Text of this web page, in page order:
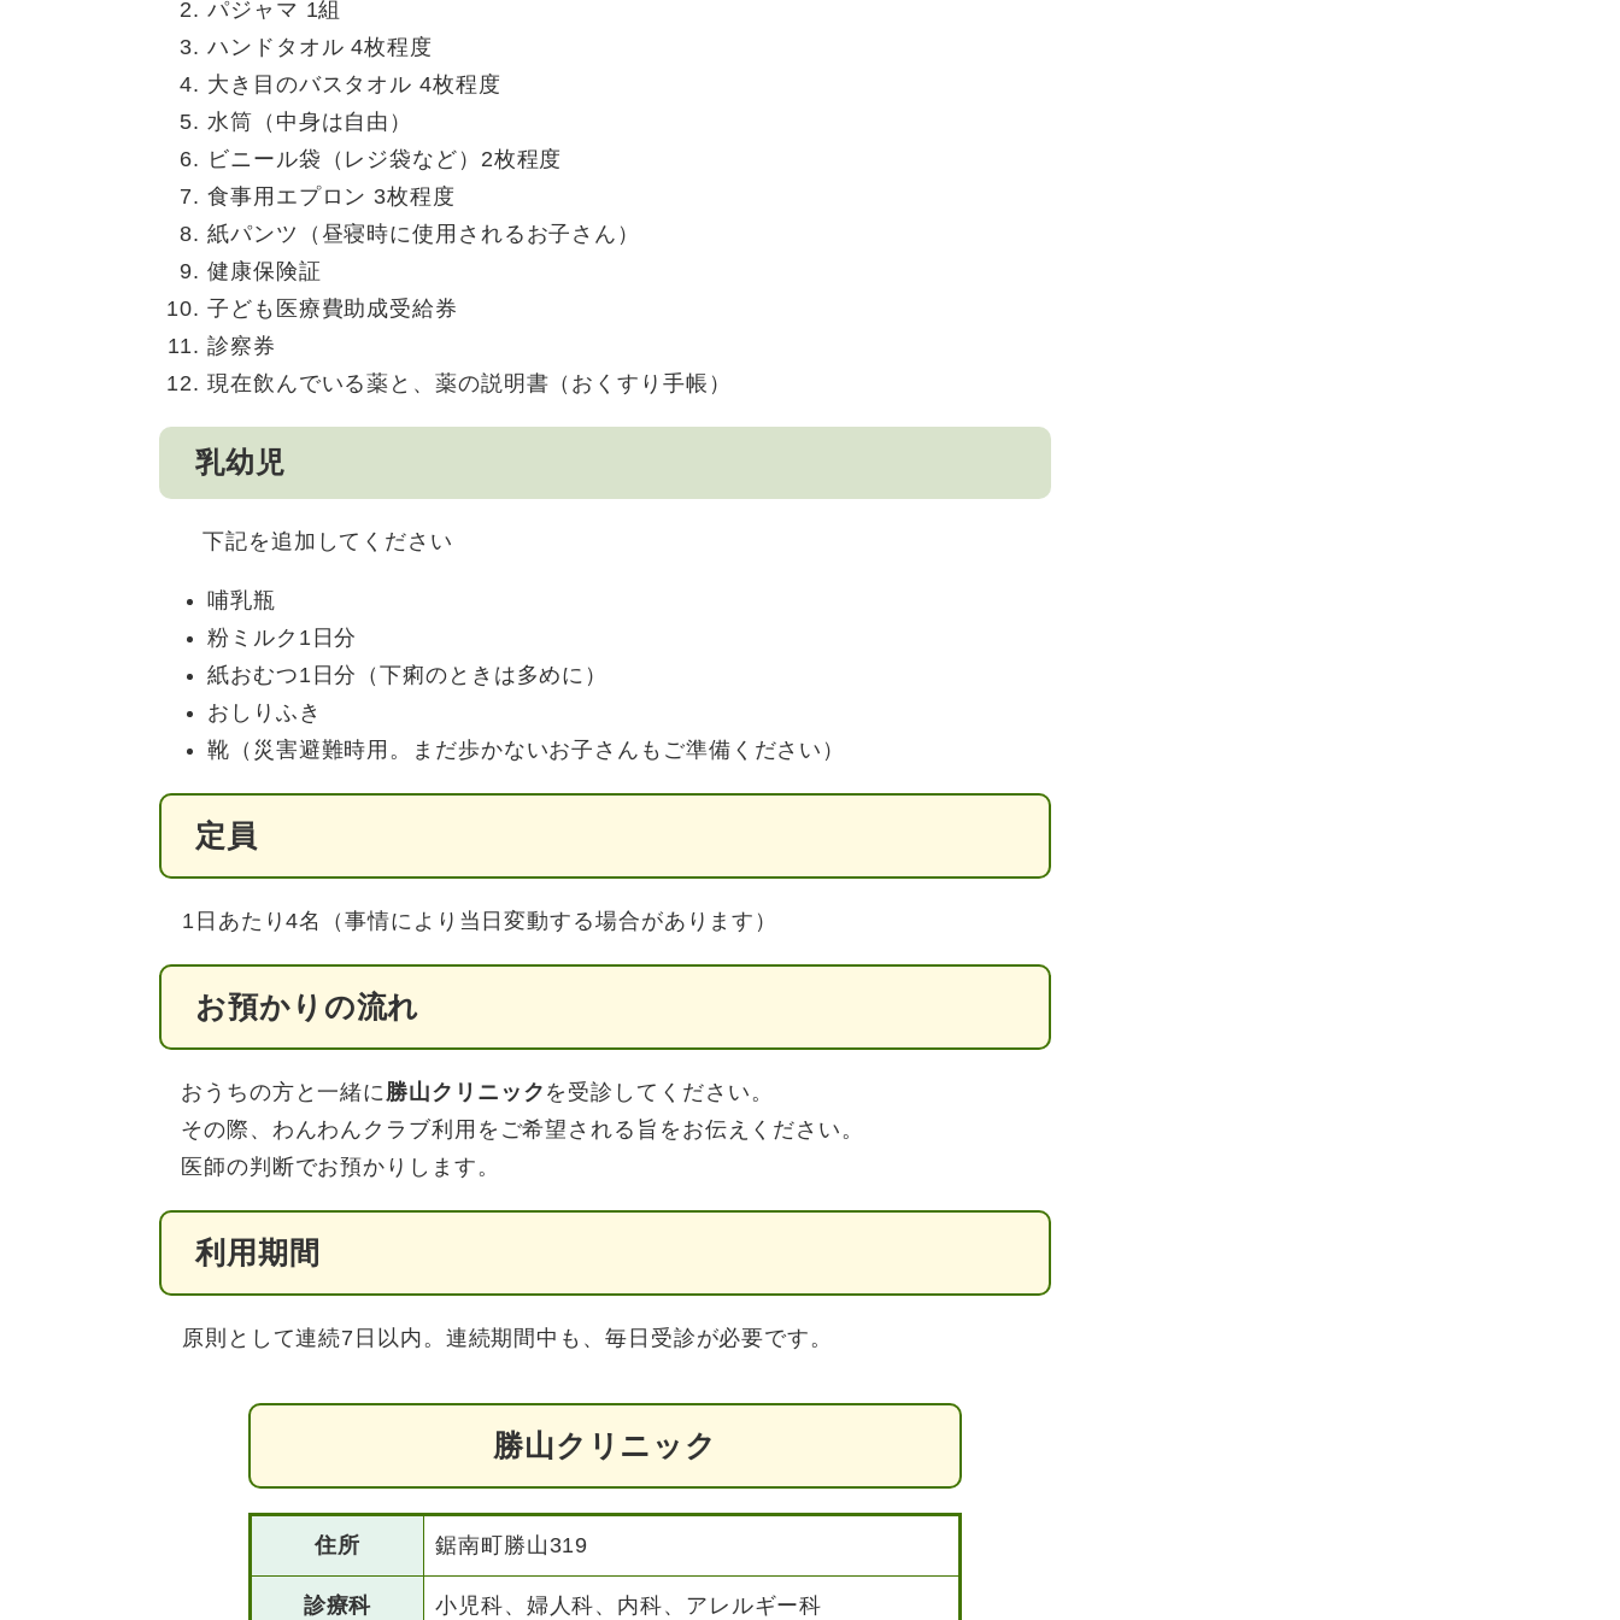
パジャマ 1組
ハンドタオル 4枚程度
大き目のバスタオル 4枚程度
水筒（中身は自由）
ビニール袋（レジ袋など）2枚程度
食事用エプロン 3枚程度
紙パンツ（昼寝時に使用されるお子さん）
健康保険証
子ども医療費助成受給券
診察券
現在飲んでいる薬と、薬の説明書（おくすり手帳）
乳幼児
下記を追加してください
哺乳瓶
粉ミルク1日分
紙おむつ1日分（下痢のときは多めに）
おしりふき
靴（災害避難時用。まだ歩かないお子さんもご準備ください）
定員
1日あたり4名（事情により当日変動する場合があります）
お預かりの流れ
おうちの方と一緒に勝山クリニック を受診してください。
その際、わんわんクラブ利用をご希望される旨をお伝えください。
医師の判断でお預かりします。
利用期間
原則として連続7日以内。連続期間中も、毎日受診が必要です。
勝山クリニック
住所 鋸南町勝山319
診療科 小児科、婦人科、内科、アレルギー科